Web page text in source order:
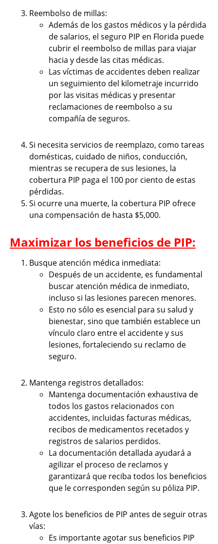
Reembolso de millas:
Además de los gastos médicos y la pérdida
de salarios, el seguro PIP en Florida puede
cubrir el reembolso de millas para viajar
hacia y desde las citas médicas.
Las víctimas de accidentes deben realizar
un seguimiento del kilometraje incurrido
por las visitas médicas y presentar
reclamaciones de reembolso a su
compañía de seguros.
Si necesita servicios de reemplazo, como tareas
domésticas, cuidado de niños, conducción,
mientras se recupera de sus lesiones, la
cobertura PIP paga el 100 por ciento de estas
pérdidas.
Si ocurre una muerte, la cobertura PIP ofrece
una compensación de hasta $5,000.
Maximizar los beneficios de PIP:
Busque atención médica inmediata:
Después de un accidente, es fundamental
buscar atención médica de inmediato,
incluso si las lesiones parecen menores.
Esto no sólo es esencial para su salud y
bienestar, sino que también establece un
vínculo claro entre el accidente y sus
lesiones, fortaleciendo su reclamo de
seguro.
Mantenga registros detallados:
Mantenga documentación exhaustiva de
todos los gastos relacionados con
accidentes, incluidas facturas médicas,
recibos de medicamentos recetados y
registros de salarios perdidos.
La documentación detallada ayudará a
agilizar el proceso de reclamos y
garantizará que reciba todos los beneficios
que le corresponden según su póliza PIP.
Agote los beneficios de PIP antes de seguir otras
vías:
Es importante agotar sus beneficios PIP